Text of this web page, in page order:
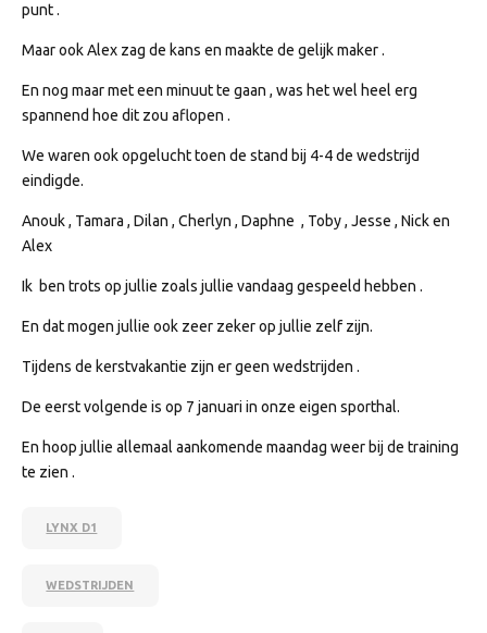
punt .
Maar ook Alex zag de kans en maakte de gelijk maker .
En nog maar met een minuut te gaan , was het wel heel erg
spannend hoe dit zou aflopen .
We waren ook opgelucht toen de stand bij 4-4 de wedstrijd
eindigde.
Anouk , Tamara , Dilan , Cherlyn , Daphne , Toby , Jesse , Nick en
Alex
Ik ben trots op jullie zoals jullie vandaag gespeeld hebben .
En dat mogen jullie ook zeer zeker op jullie zelf zijn.
Tijdens de kerstvakantie zijn er geen wedstrijden .
De eerst volgende is op 7 januari in onze eigen sporthal.
En hoop jullie allemaal aankomende maandag weer bij de training
te zien .
LYNX D1
WEDSTRIJDEN